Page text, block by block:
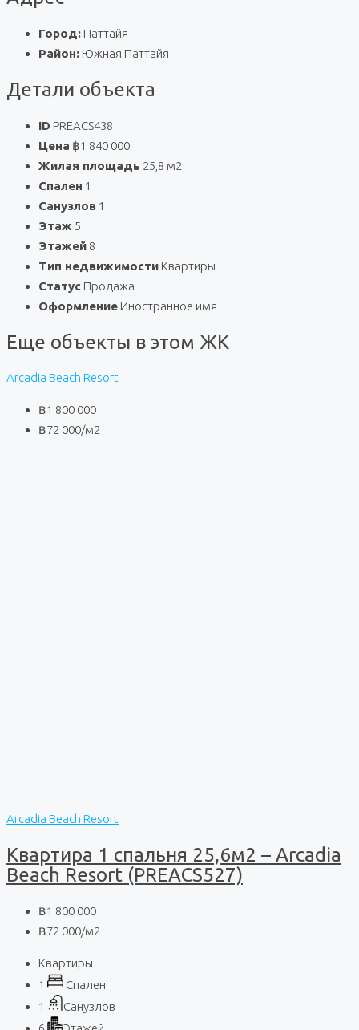
Город: Паттайя
Район: Южная Паттайя
Детали объекта
ID PREACS438
Цена ฿1 840 000
Жилая площадь 25,8 м2
Спален 1
Санузлов 1
Этаж 5
Этажей 8
Тип недвижимости Квартиры
Статус Продажа
Оформление Иностранное имя
Еще объекты в этом ЖК
Arcadia Beach Resort
฿1 800 000
฿72 000/м2
Arcadia Beach Resort
Квартира 1 спальня 25,6м2 – Arcadia
Beach Resort (PREACS527)
฿1 800 000
฿72 000/м2
Квартиры
1
Спален
1
Санузлов